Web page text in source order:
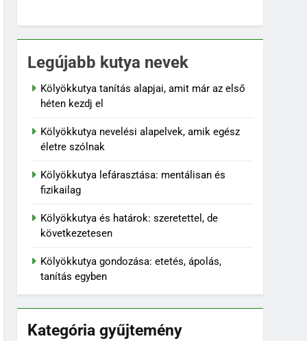
Legújabb kutya nevek
Kölyökkutya tanítás alapjai, amit már az első
héten kezdj el
Kölyökkutya nevelési alapelvek, amik egész
életre szólnak
Kölyökkutya lefárasztása: mentálisan és
fizikailag
Kölyökkutya és határok: szeretettel, de
következetesen
Kölyökkutya gondozása: etetés, ápolás,
tanítás egyben
Kategória gyűjtemény